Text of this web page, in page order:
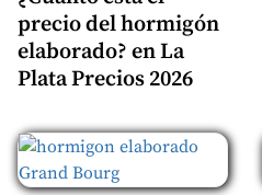
precio del hormigón
elaborado? en La
Plata Precios 2026